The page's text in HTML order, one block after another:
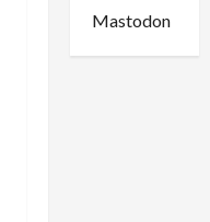
Mastodon